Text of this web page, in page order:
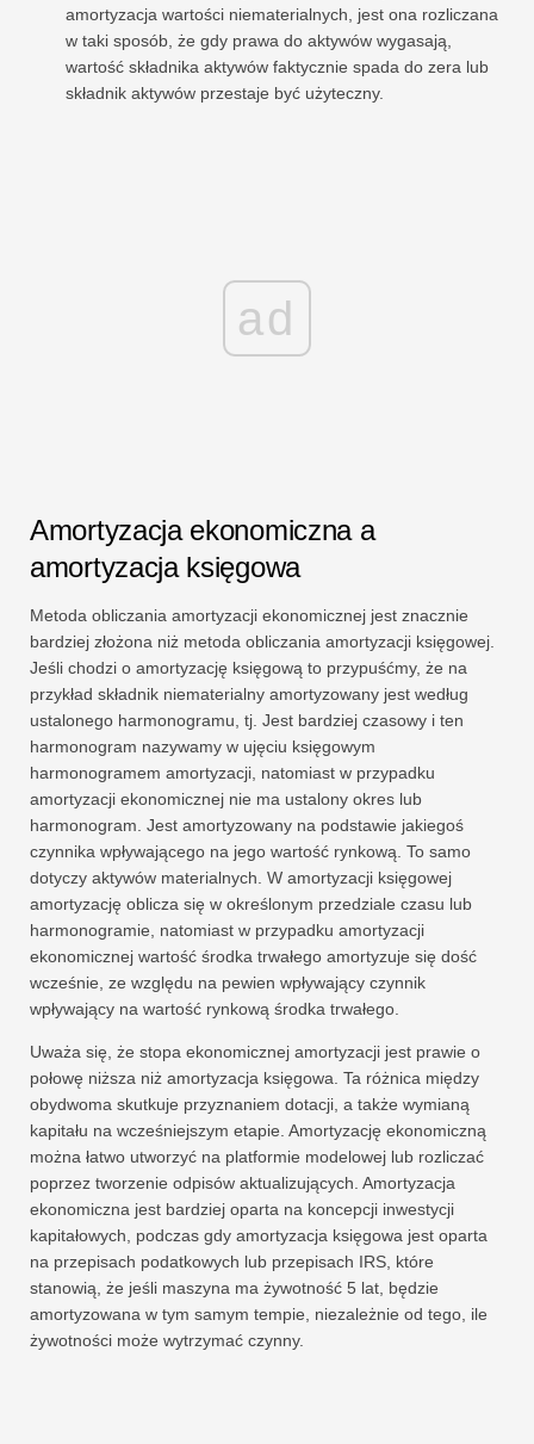
amortyzacja wartości niematerialnych, jest ona rozliczana
w taki sposób, że gdy prawa do aktywów wygasają,
wartość składnika aktywów faktycznie spada do zera lub
składnik aktywów przestaje być użyteczny.
ad
Amortyzacja ekonomiczna a
amortyzacja księgowa
Metoda obliczania amortyzacji ekonomicznej jest znacznie
bardziej złożona niż metoda obliczania amortyzacji księgowej.
Jeśli chodzi o amortyzację księgową to przypuśćmy, że na
przykład składnik niematerialny amortyzowany jest według
ustalonego harmonogramu, tj. Jest bardziej czasowy i ten
harmonogram nazywamy w ujęciu księgowym
harmonogramem amortyzacji, natomiast w przypadku
amortyzacji ekonomicznej nie ma ustalony okres lub
harmonogram. Jest amortyzowany na podstawie jakiegoś
czynnika wpływającego na jego wartość rynkową. To samo
dotyczy aktywów materialnych. W amortyzacji księgowej
amortyzację oblicza się w określonym przedziale czasu lub
harmonogramie, natomiast w przypadku amortyzacji
ekonomicznej wartość środka trwałego amortyzuje się dość
wcześnie, ze względu na pewien wpływający czynnik
wpływający na wartość rynkową środka trwałego.
Uważa się, że stopa ekonomicznej amortyzacji jest prawie o
połowę niższa niż amortyzacja księgowa. Ta różnica między
obydwoma skutkuje przyznaniem dotacji, a także wymianą
kapitału na wcześniejszym etapie. Amortyzację ekonomiczną
można łatwo utworzyć na platformie modelowej lub rozliczać
poprzez tworzenie odpisów aktualizujących. Amortyzacja
ekonomiczna jest bardziej oparta na koncepcji inwestycji
kapitałowych, podczas gdy amortyzacja księgowa jest oparta
na przepisach podatkowych lub przepisach IRS, które
stanowią, że jeśli maszyna ma żywotność 5 lat, będzie
amortyzowana w tym samym tempie, niezależnie od tego, ile
żywotności może wytrzymać czynny.